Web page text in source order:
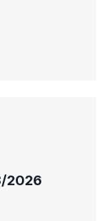
2026